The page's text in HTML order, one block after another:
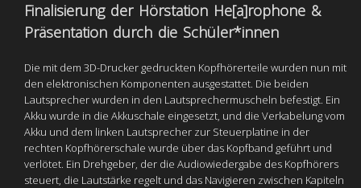
Finalisierung der Hörstation He[a]rophone &
Präsentation durch die Schüler*innen
Die mit dem 3D-Drucker gedruckten Kopfhörerteile wurden nun mit
den elektronischen Komponenten ausgestattet. Die beiden
Lautsprecher wurden in den Lautsprechermuscheln befestigt. Ein
Akku wurde in die Akkuschale eingesetzt, und die Verkabelung vom
Akku und dem linken Lautsprecher zur Steuerplatine in der
rechten Kopfhörerschale wurde über das Kopfband geführt und
verlötet. Ein Drehgeber, der die Audiowiedergabe des Kopfhörers
steuert, die Lautstärke regelt und das Navigieren zwischen Kapiteln